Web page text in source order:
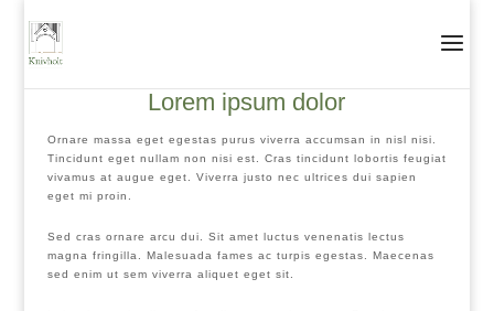
Lorem ipsum dolor
Ornare massa eget egestas purus viverra accumsan in nisl nisi.
Tincidunt eget nullam non nisi est. Cras tincidunt lobortis feugiat
vivamus at augue eget. Viverra justo nec ultrices dui sapien
eget mi proin.
Sed cras ornare arcu dui. Sit amet luctus venenatis lectus
magna fringilla. Malesuada fames ac turpis egestas. Maecenas
sed enim ut sem viverra aliquet eget sit.